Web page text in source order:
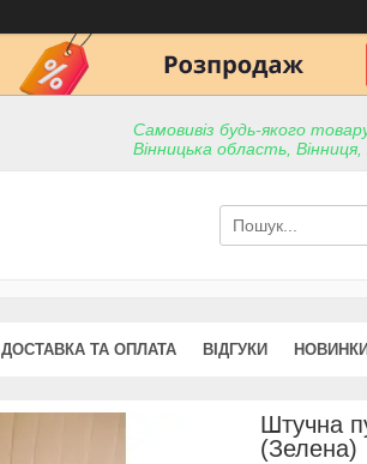
Самовивіз будь-якого
Вінницька область, Вінниця,
ДОСТАВКА ТА ОПЛАТА ВІДГУКИ НОВИНКИ
Штучна
(Зелена)